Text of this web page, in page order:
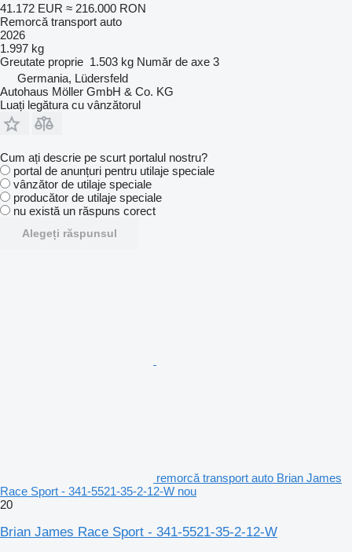
41.172 EUR ≈ 216.000 RON
Remorcă transport auto
2026
1.997 kg
Greutate proprie 1.503 kg Număr de axe 3
Germania, Lüdersfeld
Autohaus Möller GmbH & Co. KG
Luați legătura cu vânzătorul
Cum ați descrie pe scurt portalul nostru?
portal de anunțuri pentru utilaje speciale
vânzător de utilaje speciale
producător de utilaje speciale
nu există un răspuns corect
Alegeți răspunsul
remorcă transport auto Brian James
Race Sport - 341-5521-35-2-12-W nou
20
Brian James Race Sport - 341-5521-35-2-12-W